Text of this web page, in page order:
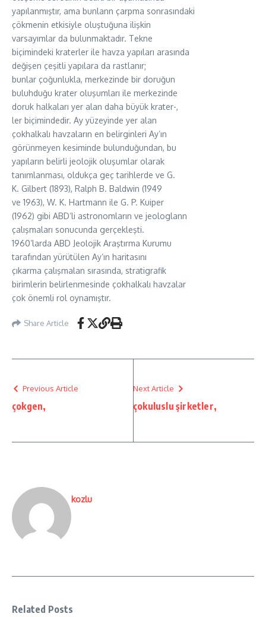
yapılanmıştır, ama bunlann çarpma sonrasındaki
çökmenin etkisiyle oluştuğuna ilişkin
varsayımlar da bulunmaktadır. Tekne
biçimindeki kraterler ile havza yapıları arasında
değişen çeşitli yapılara da rastlanır;
bunlar çoğunlukla, merkezinde bir doruğun
buluhduğu krater oluşumları ile merkezinde
doruk halkaları yer alan daha büyük krater-,
ler biçimindedir. Ay yüzeyinde yer alan
çokhalkalı havzaların en belirginleri Ay’ın
görünmeyen kesiminde bulunduğundan, bu
yapıların belirli jeolojik oluşumlar olarak
tanımlanması, oldukça geç tarihlerde ve G.
K. Gilbert (1893), Ralph B. Baldwin (1949
ve 1963), W. K. Hartmann ile G. P. Kuiper
(1962) gibi ABD’li astronomların ve jeologlann
çalışmaları sonucunda gerçekleşti.
1960’larda ABD Jeolojik Araştırma Kurumu
tarafından yürütülen Ay’ın haritasını
çıkarma çalışmalan sırasında, stratigrafik
birimlerin belirlenmesinde çokhalkalı havzalar
çok önemli rol oynamıştır.
Share Article
Previous Article
çokgen,
Next Article
çokuluslu şirketler,
kozlu
Related Posts